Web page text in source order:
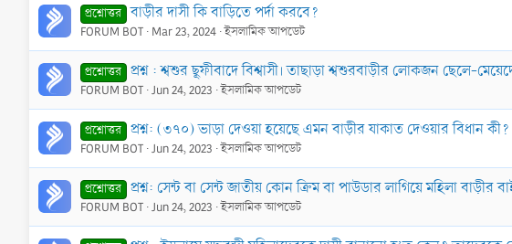
প্রশ্নোত্তর বাড়ীর দাসী কি বাড়িতে পর্দা করবে?
FORUM BOT Mar 23, 2024 ইসলামিক আপডেট
প্রশ্নোত্তর প্রশ্ন : শ্বশুর ছূফীবাদে বিশ্বাসী। তাছাড়া শ্বশুরবাড়ীর লোকজন ছেলে-
FORUM BOT Jun 24, 2023 ইসলামিক আপডেট
প্রশ্নোত্তর প্রশ্ন: (৩৭০) ভাড়া দেওয়া হয়েছে এমন বাড়ীর যাকাত দেওয়ার বিধান কী?
FORUM BOT Jun 24, 2023 ইসলামিক আপডেট
প্রশ্নোত্তর প্রশ্ন: সেন্ট বা সেন্ট জাতীয় কোন ক্রিম বা পাউডার লাগিয়ে মহিলা বাড়ীর
FORUM BOT Jun 24, 2023 ইসলামিক আপডেট